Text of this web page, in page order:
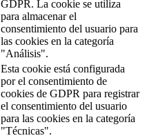
GDPR. La cookie se utiliza
para almacenar el
consentimiento del usuario para
las cookies en la categoría
"Análisis".
Esta cookie está configurada
por el consentimiento de
cookies de GDPR para registrar
el consentimiento del usuario
para las cookies en la categoría
"Técnicas".